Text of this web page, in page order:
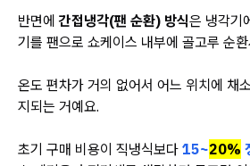
반면에간접냉각(팬 순환) 방식은 냉각기
기를 팬으로 쇼케이스 내부에 골고루 순
온도 편차가 거의 없어서 어느 위치에 채
지되는 거예요.
초기 구매 비용이 직냉식보다 15~20%